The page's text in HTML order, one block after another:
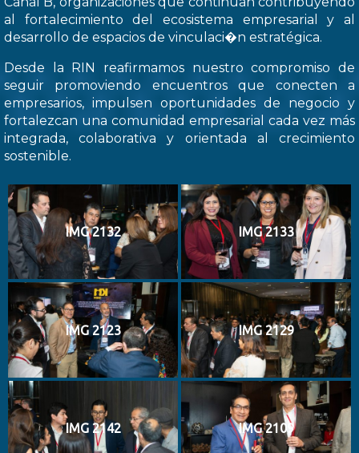
al fortalecimiento del ecosistema empresarial y al
desarrollo de espacios de vinculaci�n estratégica.
Desde la RIN reafirmamos nuestro compromiso de
seguir promoviendo encuentros que conecten a
empresarios, impulsen oportunidades de negocio y
fortalezcan una comunidad empresarial cada vez más
integrada, colaborativa y orientada al crecimiento
sostenible.
IMG 2132 IMG 2133
IMG 2123 IMG 2129
IMG 2142 IMG 2109